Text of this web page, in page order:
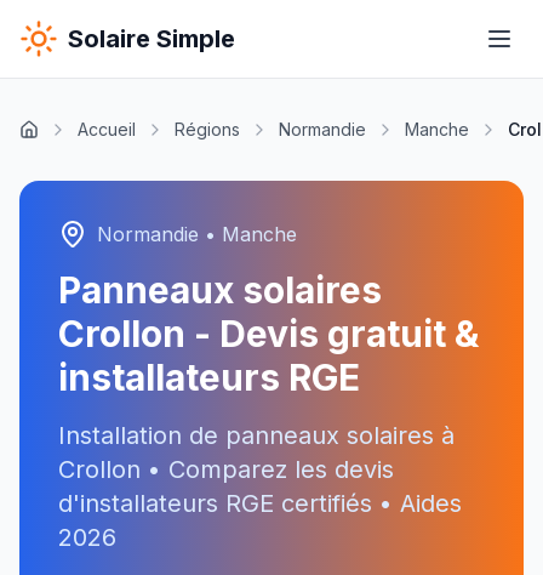
Solaire Simple
Accueil Régions Normandie Manche
Normandie • Manche
Panneaux solaires
Crollon - Devis gratuit &
installateurs RGE
Installation de panneaux solaires à
Crollon • Comparez les devis
d'installateurs RGE certifiés • Aides
2026